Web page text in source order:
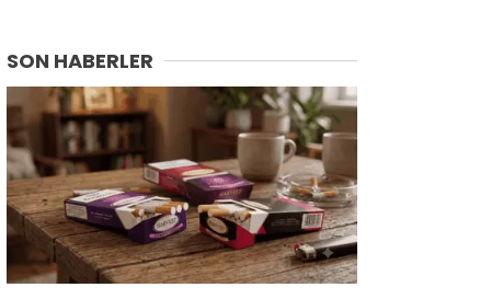
SON HABERLER
Adana